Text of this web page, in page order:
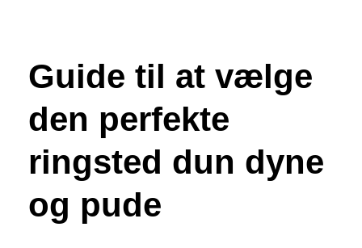
Guide til at vælge
den perfekte
ringsted dun dyne
og pude